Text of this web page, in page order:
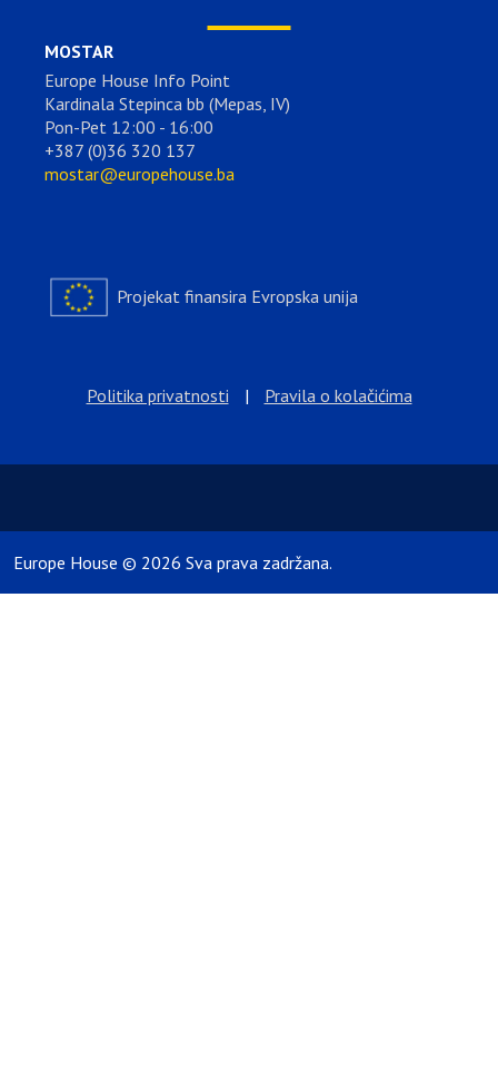
MOSTAR
Europe House Info Point
Kardinala Stepinca bb (Mepas, IV)
Pon-Pet 12:00 - 16:00
+387 (0)36 320 137
mostar@europehouse.ba
Projekat finansira Evropska unija
Politika privatnosti | Pravila o kolačićima
Europe House © 2026 Sva prava zadržana.